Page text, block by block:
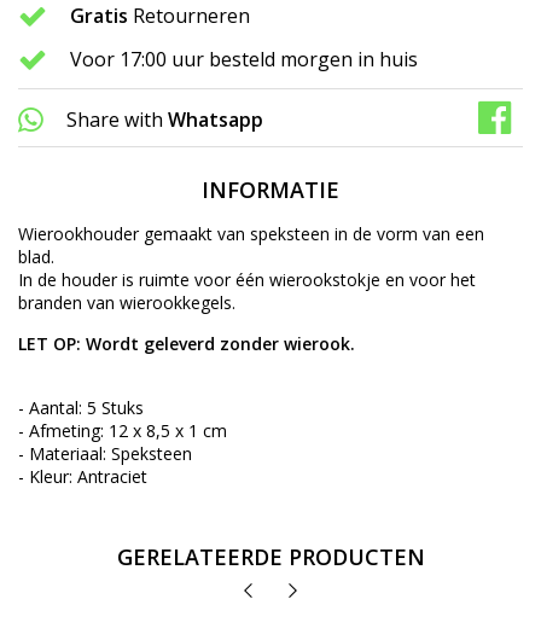
Gratis Retourneren
Voor 17:00 uur besteld morgen in huis
Share with Whatsapp
INFORMATIE
Wierookhouder gemaakt van speksteen in de vorm van een
blad.
In de houder is ruimte voor één wierookstokje en voor het
branden van wierookkegels.
LET OP: Wordt geleverd zonder wierook.
- Aantal: 5 Stuks
- Afmeting: 12 x 8,5 x 1 cm
- Materiaal: Speksteen
- Kleur: Antraciet
GERELATEERDE PRODUCTEN